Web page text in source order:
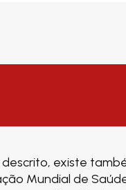
existe
Mundial de